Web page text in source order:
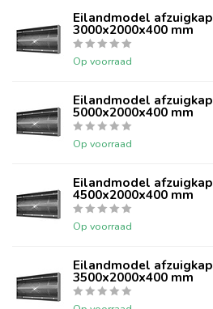
Eilandmodel afzuigkap
3000x2000x400 mm
Op voorraad
Eilandmodel afzuigkap
5000x2000x400 mm
Op voorraad
Eilandmodel afzuigkap
4500x2000x400 mm
Op voorraad
Eilandmodel afzuigkap
3500x2000x400 mm